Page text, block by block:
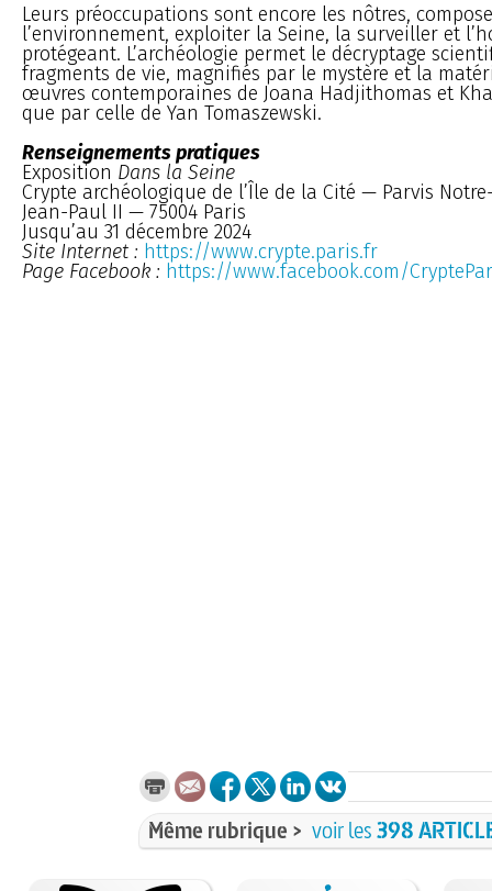
Leurs préoccupations sont encore les nôtres,
l’environnement, exploiter la Seine, la surveiller et
protégeant. L’archéologie permet le décryptage
fragments de vie, magnifiés par le mystère et la
œuvres contemporaines de Joana Hadjithomas et
que par celle de Yan Tomaszewski.
Renseignements pratiques
Exposition Dans la Seine
Crypte archéologique de l’Île de la Cité — Parvis
Jean-Paul II — 75004 Paris
Jusqu’au 31 décembre 2024
Site Internet : https://www.crypte.paris.fr
Page Facebook : https://www.facebook.com/
Même rubrique > voir les398